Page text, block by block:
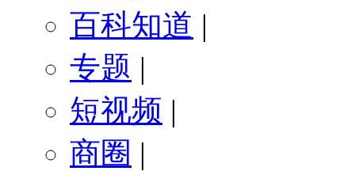
百科知道 |
专题 |
短视频 |
商圈 |